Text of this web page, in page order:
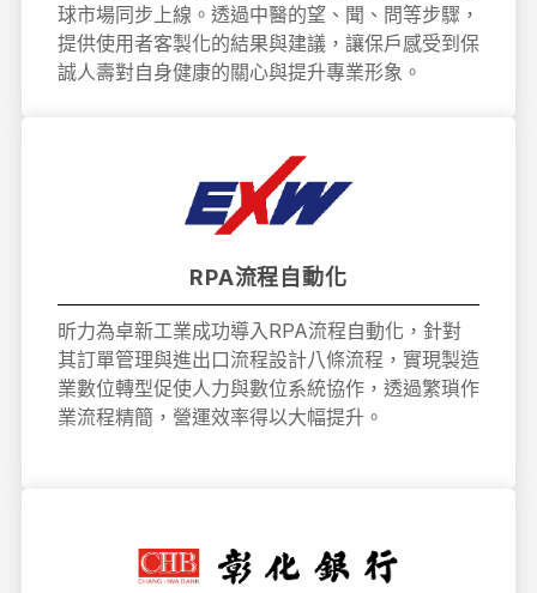
球市場同步上線。透過中醫的望、聞、問等步驟，
提供使用者客製化的結果與建議，讓保戶感受到保
誠人壽對自身健康的關心與提升專業形象。
RPA流程自動化
昕力為卓新工業成功導入RPA流程自動化，針對
其訂單管理與進出口流程設計八條流程，實現製造
業數位轉型促使人力與數位系統協作，透過繁瑣作
業流程精簡，營運效率得以大幅提升。